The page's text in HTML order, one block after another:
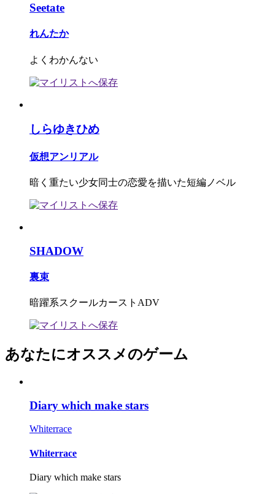
Seetate
れんたか
よくわかんない
しらゆきひめ
仮想アンリアル
暗く重たい少女同士の恋愛を描いた短編ノベル
SHADOW
裏束
暗躍系スクールカーストADV
あなたにオススメのゲーム
Diary which make stars
Whiterrace
Whiterrace
Diary which make stars